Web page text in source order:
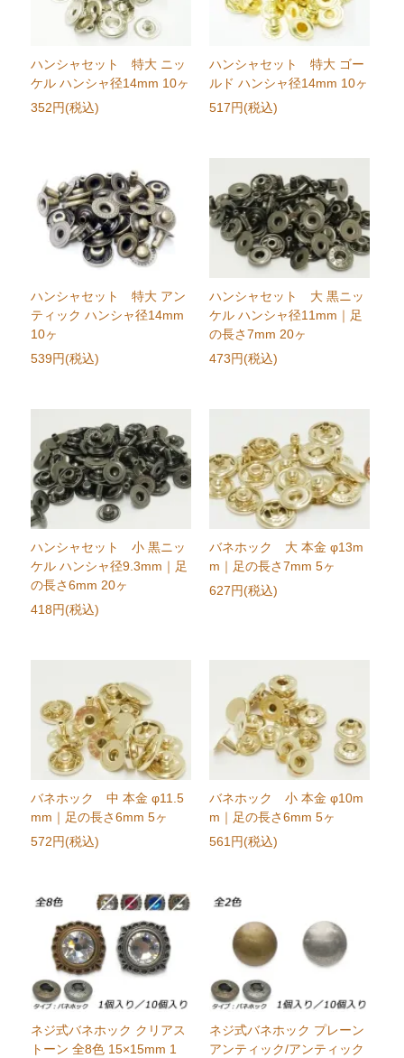
ハンシャセット 特大 ニッ
ケル ハンシャ径14mm 10ヶ
352円(税込)
ハンシャセット 特大 ゴー
ルド ハンシャ径14mm 10ヶ
517円(税込)
ハンシャセット 特大 アン
ティック ハンシャ径14mm
10ヶ
539円(税込)
ハンシャセット 大 黒ニッ
ケル ハンシャ径11mm｜足
の長さ7mm 20ヶ
473円(税込)
ハンシャセット 小 黒ニッ
ケル ハンシャ径9.3mm｜足
の長さ6mm 20ヶ
418円(税込)
バネホック 大 本金 φ13m
m｜足の長さ7mm 5ヶ
627円(税込)
バネホック 中 本金 φ11.5
mm｜足の長さ6mm 5ヶ
572円(税込)
バネホック 小 本金 φ10m
m｜足の長さ6mm 5ヶ
561円(税込)
ネジ式バネホック クリアス
トーン 全8色 15×15mm 1
ネジ式バネホック プレーン
アンティック/アンティック